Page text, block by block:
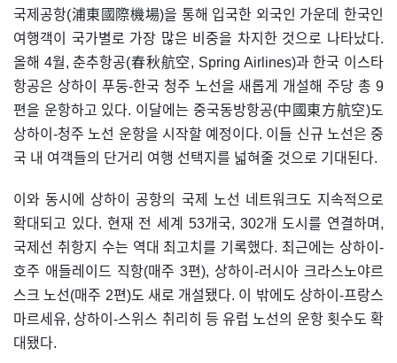
국제공항(浦東國際機場)을 통해 입국한 외국인 가운데 한국인
여행객이 국가별로 가장 많은 비중을 차지한 것으로 나타났다.
올해 4월, 춘추항공(春秋航空, Spring Airlines)과 한국 이스타
항공은 상하이 푸둥-한국 청주 노선을 새롭게 개설해 주당 총 9
편을 운항하고 있다. 이달에는 중국동방항공(中國東方航空)도
상하이-청주 노선 운항을 시작할 예정이다. 이들 신규 노선은 중
국 내 여객들의 단거리 여행 선택지를 넓혀줄 것으로 기대된다.
이와 동시에 상하이 공항의 국제 노선 네트워크도 지속적으로
확대되고 있다. 현재 전 세계 53개국, 302개 도시를 연결하며,
국제선 취항지 수는 역대 최고치를 기록했다. 최근에는 상하이-
호주 애들레이드 직항(매주 3편), 상하이-러시아 크라스노야르
스크 노선(매주 2편)도 새로 개설됐다. 이 밖에도 상하이-프랑스
마르세유, 상하이-스위스 취리히 등 유럽 노선의 운항 횟수도 확
대됐다.